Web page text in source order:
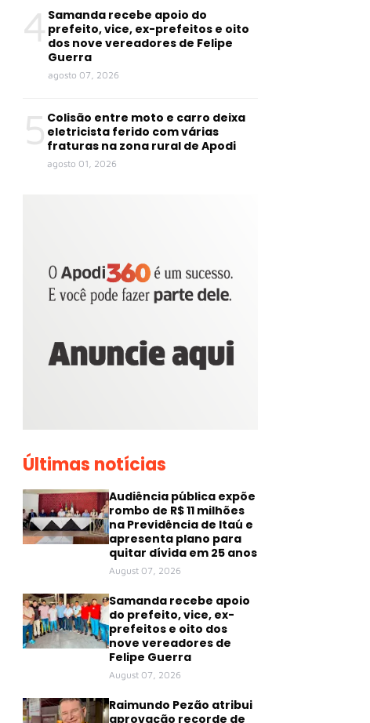
4 Samanda recebe apoio do
prefeito, vice, ex-prefeitos e oito
dos nove vereadores de Felipe
Guerra
agosto 07, 2026
5 Colisão entre moto e carro deixa
eletricista ferido com várias
fraturas na zona rural de Apodi
agosto 01, 2026
Últimas notícias
Audiência pública expõe
rombo de R$ 11 milhões
na Previdência de Itaú e
apresenta plano para
quitar dívida em 25 anos
August 07, 2026
Samanda recebe apoio
do prefeito, vice, ex-
prefeitos e oito dos
nove vereadores de
Felipe Guerra
August 07, 2026
Raimundo Pezão atribui
aprovação recorde de